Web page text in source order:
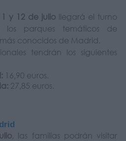
y 12 de julio llegará el turno
los parques temáticos de
conocidos de Madrid.
tendrán los siguientes
16,90 euros.
27,85 euros.
, las familias podrán visitar